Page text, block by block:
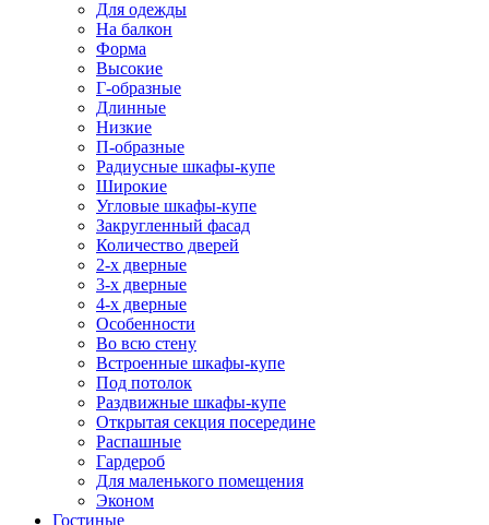
Для одежды
На балкон
Форма
Высокие
Г-образные
Длинные
Низкие
П-образные
Радиусные шкафы-купе
Широкие
Угловые шкафы-купе
Закругленный фасад
Количество дверей
2-х дверные
3-х дверные
4-х дверные
Особенности
Во всю стену
Встроенные шкафы-купе
Под потолок
Раздвижные шкафы-купе
Открытая секция посередине
Распашные
Гардероб
Для маленького помещения
Эконом
Гостиные